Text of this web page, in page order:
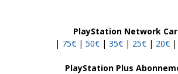
PlayStation Network
| 75€ | 50€ | 35€ | 25€ | 20€ |
PlayStation Plus